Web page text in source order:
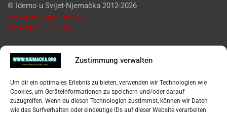
Zustimmung verwalten
Um dir ein optimales Erlebnis zu bieten, verwenden wir Technologien wie
Cookies, um Geräteinformationen zu speichern und/oder darauf
zuzugreifen. Wenn du diesen Technologien zustimmst, können wir Daten
wie das Surfverhalten oder eindeutige IDs auf dieser Website verarbeiten.
© Idemo u Svijet-Njemačka 2012-2026
www.idemousvijet.com
www.njemacka.org
Pregled
Datenschutzerklärung
Widerufsbelehrung
Oglašavanje / Postavite svoj oglas